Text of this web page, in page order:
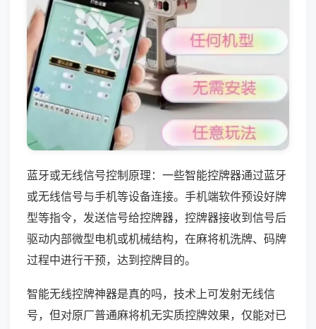
蓝牙或无线信号控制原理：一些智能控牌器通过蓝牙
或无线信号与手机等设备连接。手机端软件预设好牌
型等指令，发送信号给控牌器，控牌器接收到信号后
驱动内部微型电机或机械结构，在麻将机洗牌、码牌
过程中进行干预，达到控牌目的。
智能无线控牌神器是真的吗，技术上可发射无线信
号，但对原厂普通麻将机无实质控牌效果，仅能对已